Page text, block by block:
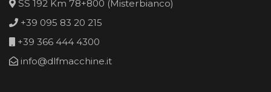
SS 192 Km 78+800 (Misterbianco)
+39 095 83 20 215
+39 366 444 4300
info@dlfmacchine.it